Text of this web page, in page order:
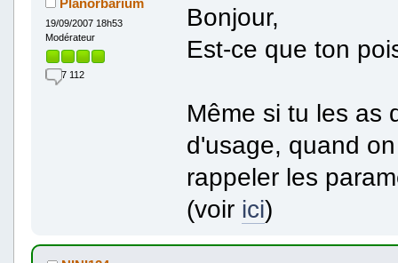
Planorbarium
19/09/2007 18h53
Modérateur
7 112
Bonjour,
Est-ce que ton
Même si tu les as
d'usage, quand
rappeler les
(voir ici)